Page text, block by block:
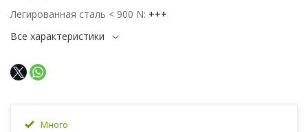
Легированная сталь < 900 N +++
Все характеристики
Много